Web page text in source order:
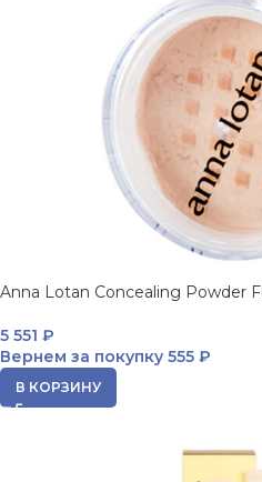
Anna Lotan Concealing Powder
5 551 ₽
Вернем за покупку 555 ₽
В КОРЗИНУ